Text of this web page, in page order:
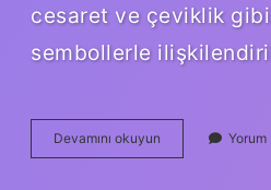
cesaret ve çeviklik
sembollerle
Devamını okuyun
Ters
Yorum